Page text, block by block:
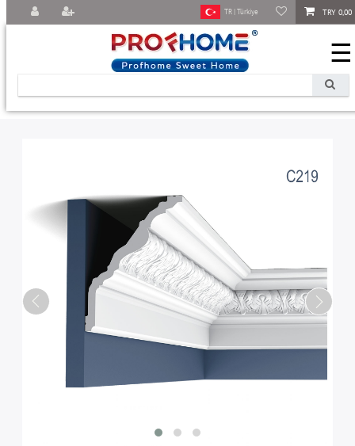
TRY 0,00
TR | Türkiye
☰